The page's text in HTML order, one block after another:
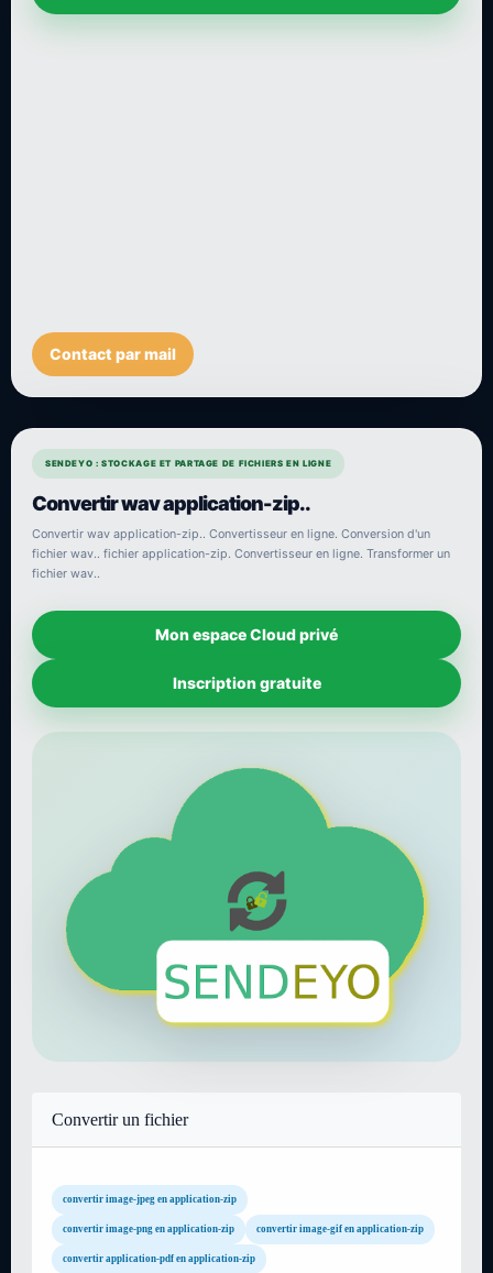
Contact par mail
SENDEYO : STOCKAGE ET PARTAGE DE FICHIERS EN LIGNE
Convertir wav application-zip..
Convertir wav application-zip.. Convertisseur en ligne. Conversion d'un
fichier wav.. fichier application-zip. Convertisseur en ligne. Transformer un
fichier wav..
Mon espace Cloud privé
Inscription gratuite
Convertir un fichier
convertir image-jpeg en application-zip
convertir image-png en application-zip convertir image-gif en application-zip
convertir application-pdf en application-zip